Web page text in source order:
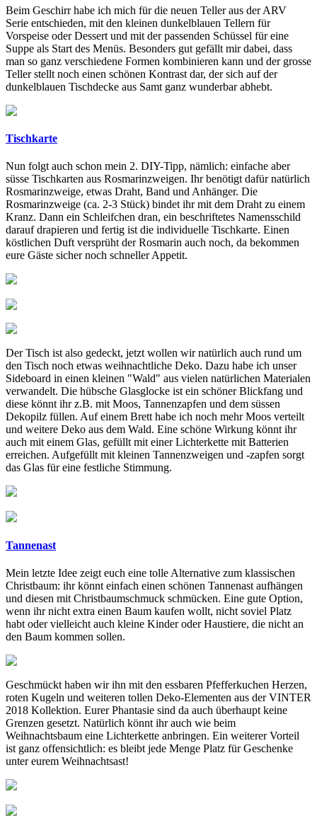
Beim Geschirr habe ich mich für die neuen Teller aus der ARV
Serie entschieden, mit den kleinen dunkelblauen Tellern für
Vorspeise oder Dessert und mit der passenden Schüssel für eine
Suppe als Start des Menüs. Besonders gut gefällt mir dabei, dass
man so ganz verschiedene Formen kombinieren kann und der grosse
Teller stellt noch einen schönen Kontrast dar, der sich auf der
dunkelblauen Tischdecke aus Samt ganz wunderbar abhebt.
Tischkarte
Nun folgt auch schon mein 2. DIY-Tipp, nämlich: einfache aber
süsse Tischkarten aus Rosmarinzweigen. Ihr benötigt dafür natürlich
Rosmarinzweige, etwas Draht, Band und Anhänger. Die
Rosmarinzweige (ca. 2-3 Stück) bindet ihr mit dem Draht zu einem
Kranz. Dann ein Schleifchen dran, ein beschriftetes Namensschild
darauf drapieren und fertig ist die individuelle Tischkarte. Einen
köstlichen Duft versprüht der Rosmarin auch noch, da bekommen
eure Gäste sicher noch schneller Appetit.
Der Tisch ist also gedeckt, jetzt wollen wir natürlich auch rund um
den Tisch noch etwas weihnachtliche Deko. Dazu habe ich unser
Sideboard in einen kleinen "Wald" aus vielen natürlichen Materialen
verwandelt. Die hübsche Glasglocke ist ein schöner Blickfang und
diese könnt ihr z.B. mit Moos, Tannenzapfen und dem süssen
Dekopilz füllen. Auf einem Brett habe ich noch mehr Moos verteilt
und weitere Deko aus dem Wald. Eine schöne Wirkung könnt ihr
auch mit einem Glas, gefüllt mit einer Lichterkette mit Batterien
erreichen. Aufgefüllt mit kleinen Tannenzweigen und -zapfen sorgt
das Glas für eine festliche Stimmung.
Tannenast
Mein letzte Idee zeigt euch eine tolle Alternative zum klassischen
Christbaum: ihr könnt einfach einen schönen Tannenast aufhängen
und diesen mit Christbaumschmuck schmücken. Eine gute Option,
wenn ihr nicht extra einen Baum kaufen wollt, nicht soviel Platz
habt oder vielleicht auch kleine Kinder oder Haustiere, die nicht an
den Baum kommen sollen.
Geschmückt haben wir ihn mit den essbaren Pfefferkuchen Herzen,
roten Kugeln und weiteren tollen Deko-Elementen aus der VINTER
2018 Kollektion. Eurer Phantasie sind da auch überhaupt keine
Grenzen gesetzt. Natürlich könnt ihr auch wie beim
Weihnachtsbaum eine Lichterkette anbringen. Ein weiterer Vorteil
ist ganz offensichtlich: es bleibt jede Menge Platz für Geschenke
unter eurem Weihnachtsast!